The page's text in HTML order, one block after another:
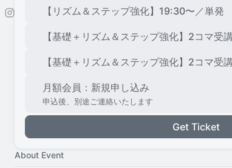
【リズム＆ステップ強化】19:30〜／単発
【基礎＋リズム＆ステップ強化】2コマ受
【基礎＋リズム＆ステップ強化】2コマ受
月額会員：新規申し込み
申込後、別途ご連絡いたします
Get Ticket
About Event